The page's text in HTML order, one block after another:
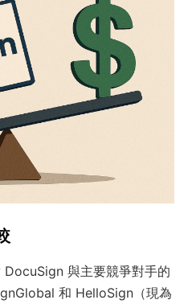
與主要競爭對手的
和 HelloSign（現為